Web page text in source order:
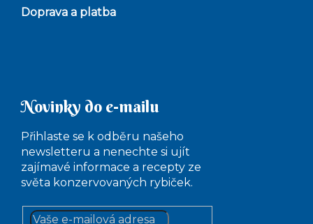
Doprava a platba
Novinky do e-mailu
Přihlaste se k odběru našeho
newsletteru a nenechte si ujít
zajímavé informace a recepty ze
světa konzervovaných rybiček.